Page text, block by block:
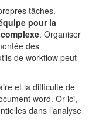
tâches.
pour la
. Organiser
des
de workflow peut
et la difficulté de
word. Or ici,
dans l’analyse